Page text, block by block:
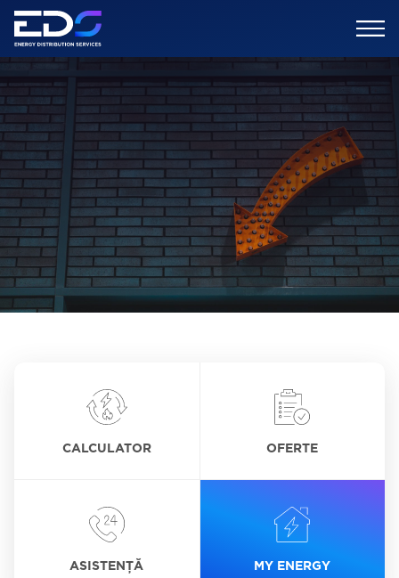
CALCULATOR OFERTE
ASISTENȚĂ MY ENERGY